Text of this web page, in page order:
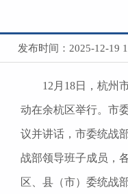
发布时间：2025-12-19
12月18日，杭州
动在余杭区举行。市
议并讲话，市委统战
战部领导班子成员，
区、县（市）委统战